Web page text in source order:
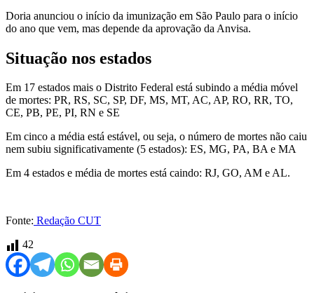
Doria anunciou o início da imunização em São Paulo para o início
do ano que vem, mas depende da aprovação da Anvisa.
Situação nos estados
Em 17 estados mais o Distrito Federal está subindo a média móvel
de mortes: PR, RS, SC, SP, DF, MS, MT, AC, AP, RO, RR, TO,
CE, PB, PE, PI, RN e SE
Em cinco a média está estável, ou seja, o número de mortes não caiu
nem subiu significativamente (5 estados): ES, MG, PA, BA e MA
Em 4 estados e média de mortes está caindo: RJ, GO, AM e AL.
Fonte: Redação CUT
42